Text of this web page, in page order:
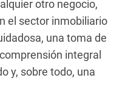
otro negocio,
el sector inmobiliario
una toma de
integral
y, sobre todo, una